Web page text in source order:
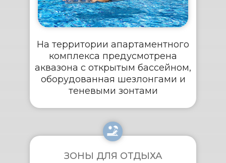
На территории апартаментного
комплекса предусмотрена
аквазона с открытым бассейном,
оборудованная шезлонгами и
теневыми зонтами
ЗОНЫ ДЛЯ ОТДЫХА